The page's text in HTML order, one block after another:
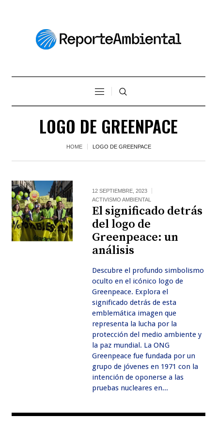
LOGO DE GREENPACE
HOME LOGO DE GREENPACE
12 SEPTIEMBRE, 2023
ACTIVISMO AMBIENTAL
El significado detrás
del logo de
Greenpeace: un
análisis
Descubre el profundo simbolismo
oculto en el icónico logo de
Greenpeace. Explora el
significado detrás de esta
emblemática imagen que
representa la lucha por la
protección del medio ambiente y
la paz mundial. La ONG
Greenpeace fue fundada por un
grupo de jóvenes en 1971 con la
intención de oponerse a las
pruebas nucleares en...